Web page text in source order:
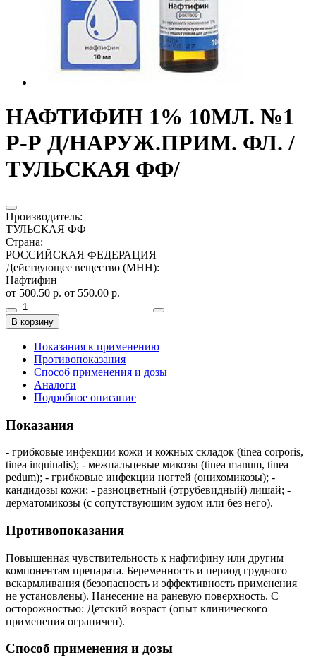
НАФТИФИН 1% 10МЛ. №1
Р-Р Д/НАРУЖ.ПРИМ. ФЛ. /
ТУЛЬСКАЯ ФФ/
Производитель:
ТУЛЬСКАЯ ФФ
Страна:
РОССИЙСКАЯ ФЕДЕРАЦИЯ
Действующее вещество (МНН):
Нафтифин
от 500.50 р. от 550.00 р.
В корзину
Показания к применению
Противопоказания
Способ применения и дозы
Аналоги
Подробное описание
Показания
- грибковые инфекции кожи и кожных складок (tinea corporis,
tinea inquinalis); - межпальцевые микозы (tinea manum, tinea
pedum); - грибковые инфекции ногтей (онихомикозы); -
кандидозы кожи; - разноцветный (отрубевидный) лишай; -
дерматомикозы (с сопутствующим зудом или без него).
Противопоказания
Повышенная чувствительность к нафтифину или другим
компонентам препарата. Беременность и период грудного
вскармливания (безопасность и эффективность применения
не установлены). Нанесение на раневую поверхность. С
осторожностью: Детский возраст (опыт клинического
применения ограничен).
Способ применения и дозы